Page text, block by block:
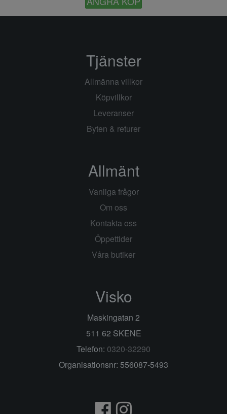
Tjänster
Allmänna villkor
Köpvillkor
Leveranser
Byten & returer
Allmänt
Vanliga frågor
Om oss
Kontakta oss
Öppettider
Våra butiker
Visko
Maskingatan 2
511 62 SKENE
Telefon: 0320-32290
Organisationsnr: 556087-5493